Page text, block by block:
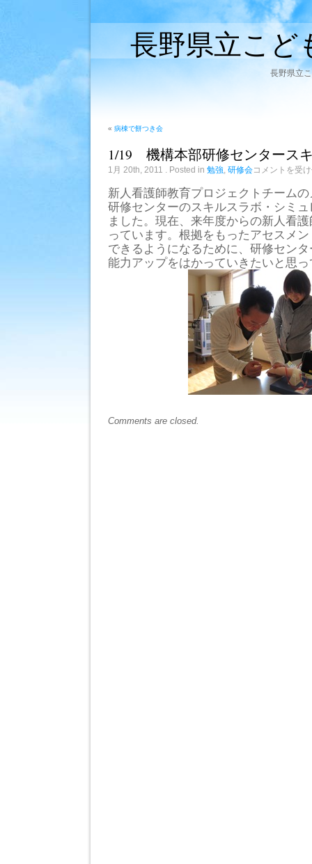
長野県立こど
長野県立
« 病棟で餅つき会
1/19 機構本部研修センタース
1月 20th, 2011 . Posted in 勉強 研修会1/19
本
部
研
修
セ
ン
タ
ー
ス
キ
ラ
ボ
見
学
は
コメントを受
新人看護師教育プロジェクトチーム
研修センターのスキルスラボ・シミ
ました。現在、来年度からの新人看
っています。根拠をもったアセスメ
できるようになるために、研修セン
能力アップをはかっていきたいと思
Comments are closed.